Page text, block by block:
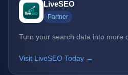
LiveSEO
Partner
Turn your search data into more
Visit LiveSEO Today →